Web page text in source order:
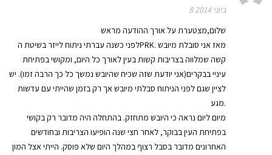
8 ביוני 2014
שלום,מצטערת על אורך ההודעה מראש
לפני כשנה עברתי ניתוח לייזר בשיטת הPRK. מאז אני סובלת מיובש
קשה שמלווה בצריבות קשות בעין לאורך כל היום, ומקושי בפתיחת
עיניי בבקרים(אני יודעת שזה שכיח שהיובש נמשך כל כך הרבה זמו). יש
לציין שגם לפני הניתוח סבלתי מיובש אך רק בזמן שהייתי עם עדשות
מגע.
מיום ליום נראה כי היובש מתחזק. בהתחלה היה מדובר רק בקושי
בפתיחת העין בבוקר, לאחר חצי שנה הופיעו הצריבות ובחודשים
האחרונים מדובר בסבל רצוף במהלך היום שלא פוסק. הייתי אצל המון